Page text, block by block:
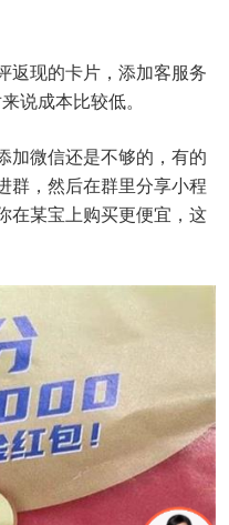
返现的卡片，添加客服务
说成本比较低。
加微信还是不够的，有的
群，然后在群里分享小程
在某宝上购买更便宜，这